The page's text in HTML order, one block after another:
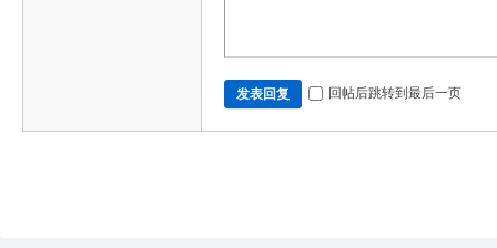
发表回复 回帖后跳转到最后一页